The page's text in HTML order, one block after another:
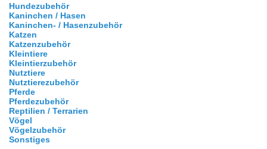
Hundezubehör
Kaninchen / Hasen
Kaninchen- / Hasenzubehör
Katzen
Katzenzubehör
Kleintiere
Kleintierzubehör
Nutztiere
Nutztierezubehör
Pferde
Pferdezubehör
Reptilien / Terrarien
Vögel
Vögelzubehör
Sonstiges